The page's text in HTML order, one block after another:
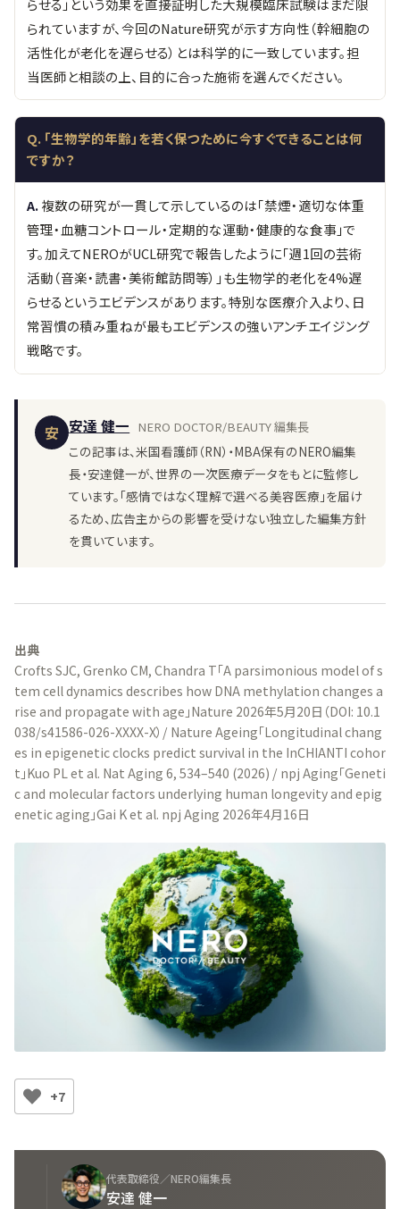
らせる」という効果を直接証明した大規模臨床試験はまだ限
られていますが、今回のNature研究が示す方向性（幹細胞の
活性化が老化を遅らせる）とは科学的に一致しています。担
当医師と相談の上、目的に合った施術を選んでください。
「生物学的年齢」を若く保つために今すぐできることは何
ですか？
複数の研究が一貫して示しているのは「禁煙・適切な体重
管理・血糖コントロール・定期的な運動・健康的な食事」で
す。加えてNEROがUCL研究で報告したように「週1回の芸術
活動（音楽・読書・美術館訪問等）」も生物学的老化を4%遅
らせるというエビデンスがあります。特別な医療介入より、日
常習慣の積み重ねが最もエビデンスの強いアンチエイジング
戦略です。
安 安達 健一 NERO DOCTOR/BEAUTY 編集長
この記事は、米国看護師（RN）・MBA保有のNERO編集
長・安達健一が、世界の一次医療データをもとに監修し
ています。「感情ではなく理解で選べる美容医療」を届け
るため、広告主からの影響を受けない独立した編集方針
を貫いています。
出典
Crofts SJC, Grenko CM, Chandra T「A parsimonious model of s
tem cell dynamics describes how DNA methylation changes a
rise and propagate with age」Nature 2026年5月20日（DOI: 10.1
038/s41586-026-XXXX-X）/ Nature Ageing「Longitudinal chang
es in epigenetic clocks predict survival in the InCHIANTI cohor
t」Kuo PL et al. Nat Aging 6, 534–540 (2026) / npj Aging「Geneti
c and molecular factors underlying human longevity and epig
enetic aging」Gai K et al. npj Aging 2026年4月16日
+7
代表取締役／NERO編集長
安達 健一